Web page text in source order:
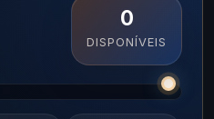
0
DISPONÍVEIS